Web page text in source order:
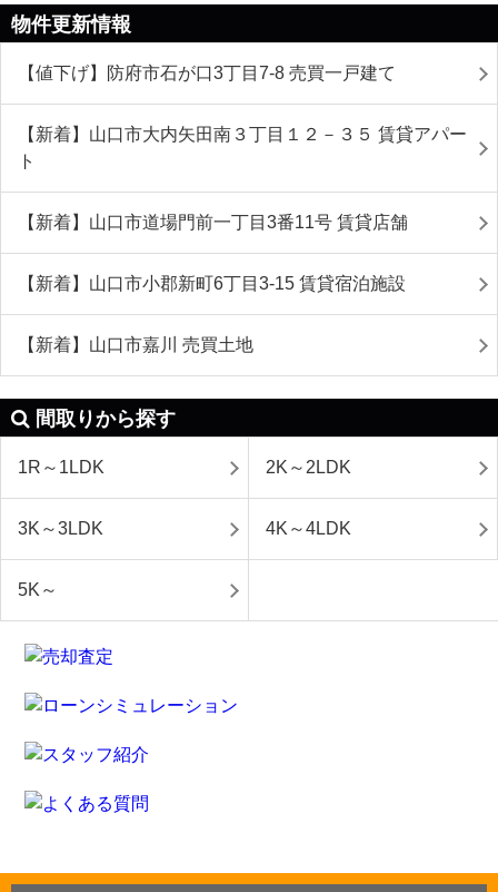
物件更新情報
【値下げ】防府市石が口3丁目7-8 売買一戸建て
【新着】山口市大内矢田南３丁目１２－３５ 賃貸アパー
ト
【新着】山口市道場門前一丁目3番11号 賃貸店舗
【新着】山口市小郡新町6丁目3-15 賃貸宿泊施設
【新着】山口市嘉川 売買土地
間取りから探す
1R～1LDK 2K～2LDK
3K～3LDK 4K～4LDK
5K～